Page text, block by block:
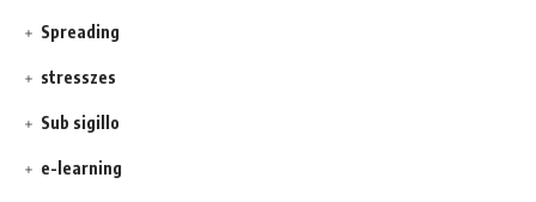
Spreading
stresszes
Sub sigillo
e-learning